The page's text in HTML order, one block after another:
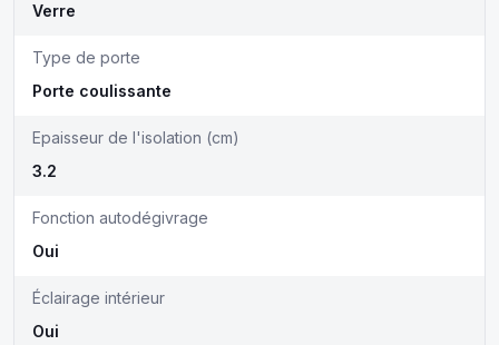
Verre
Type de porte
Porte coulissante
Epaisseur de l'isolation (cm)
3.2
Fonction autodégivrage
Oui
Éclairage intérieur
Oui